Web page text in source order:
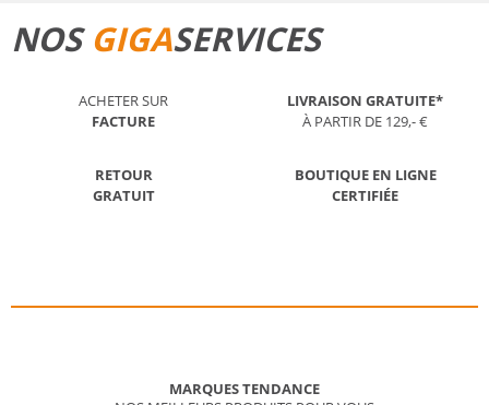
NOS GIGASERVICES
ACHETER SUR
FACTURE
LIVRAISON GRATUITE*
À PARTIR DE 129,- €
RETOUR
GRATUIT
BOUTIQUE EN LIGNE
CERTIFIÉE
MARQUES TENDANCE